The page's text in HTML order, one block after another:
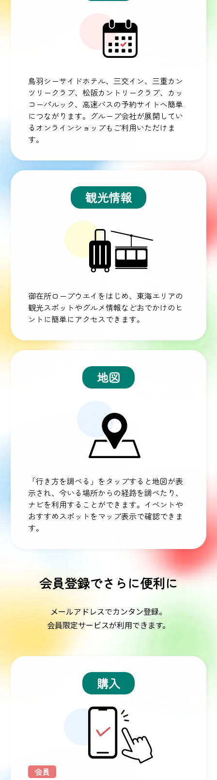
鳥羽シーサイドホテル、三交イン、三重カン
ツリークラブ、松阪カントリークラブ、カッ
コーパルック、高速バスの予約サイトへ簡単
につながります。グループ会社が展開してい
るオンラインショップもご利用いただけま
す。
観光情報
御在所ロープウエイをはじめ、東海エリアの
観光スポットやグルメ情報などおでかけのヒ
ントに簡単にアクセスできます。
地図
「行き方を調べる」をタップすると地図が表
示され、今いる場所からの経路を調べたり、
ナビを利用することができます。イベントや
おすすめスポットをマップ表示で確認できま
す。
会員登録でさらに便利に
メールアドレスでカンタン登録。
会員限定サービスが利用できます。
購入
会員